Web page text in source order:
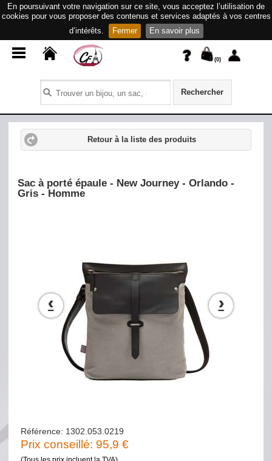
En poursuivant votre navigation sur ce site, vous acceptez l’utilisation de
cookies pour vous proposer des contenus et services adaptés à vos centres
d’intérêts.
Fermer En savoir plus
(0)
Rechercher
Retour à la liste des produits
Sac à porté épaule - New Journey - Orlando -
Gris - Homme
‹ ›
Référence: 1302.053.0219
Prix conseillé: 95,9 €